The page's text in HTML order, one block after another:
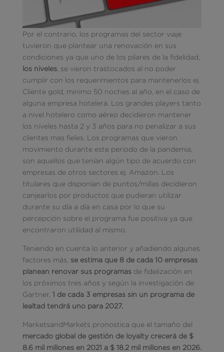
Por el contrario, los programas del sector viaje
tuvieron que plantear una renovación en sus
condiciones ya que uno de los pilares de la fidelidad,
los niveles, se vieron trastocados al no poder
cumplir con los requerimientos para mantenerlos ej.
Cliente gold, minimo 50 noches al año, en el caso de
alguna empresa hotelera. Los grandes players tanto
a nivel hotelero como aéreo decidieron mantener
los niveles hasta 2 y 3 años para no penalizar a sus
clientes mas fieles. Los programas que vieron
movimiento durante este periodo de la pandemia,
son aquellos que tenían algún tipo de acuerdo con
empresas de otros sectores ej. Amazon. Los
titulares que disponían de puntos/millas decidieron
canjearlos por productos que pudieran utilizar
durante su día a día en casa por lo que su
percepción sobre el programa fue positiva ya que
encontraron utilidad al mismo.
Teniendo en cuenta lo anterior y añadiendo algunes
factores más, se estima que 8 de cada 10 empresas
planean renovar sus programasde fidelización en
los próximos tres años y según la investigación de
Gartner, 1 de cada 3 empresas sin un programa de
lealtad tendrá uno para 2027.
MarketsandMarkets pronostica que el tamaño del
mercado global de gestión de loyalty crecerá de $
8.6 mil millones en 2021 a $ 18.2 mil millones en 2026.